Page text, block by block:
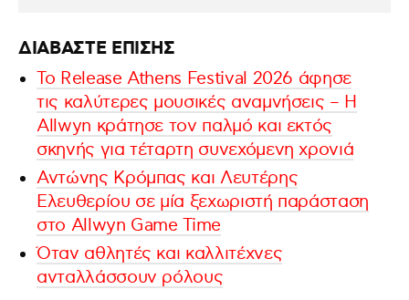
ΔΙΑΒΑΣΤΕ ΕΠΙΣΗΣ
Το Release Athens Festival 2026 άφησε
τις καλύτερες μουσικές αναμνήσεις – Η
Allwyn κράτησε τον παλμό και εκτός
σκηνής για τέταρτη συνεχόμενη χρονιά
Αντώνης Κρόμπας και Λευτέρης
Ελευθερίου σε μία ξεχωριστή παράσταση
στο Allwyn Game Time
Όταν αθλητές και καλλιτέχνες
ανταλλάσσουν ρόλους